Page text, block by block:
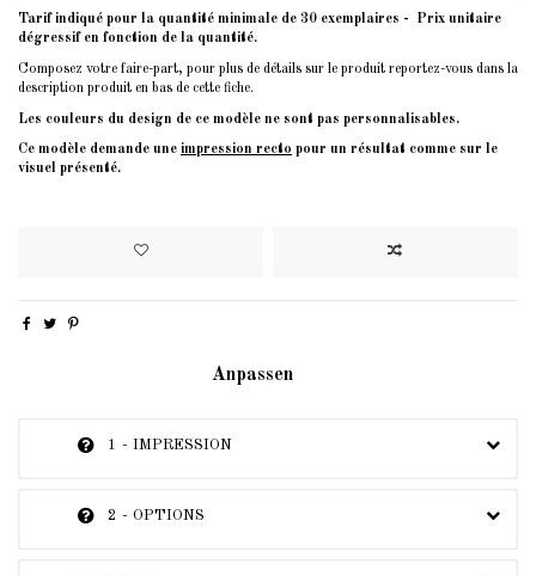
Tarif indiqué pour la quantité minimale de 30 exemplaires - Prix unitaire
dégressif en fonction de la quantité.
Composez votre faire-part, pour plus de détails sur le produit reportez-vous dans la
description produit en bas de cette fiche.
Les couleurs du design de ce modèle ne sont pas personnalisables.
Ce modèle demande une impression recto pour un résultat comme sur le
visuel présenté.
Anpassen
1 - IMPRESSION
2 - OPTIONS